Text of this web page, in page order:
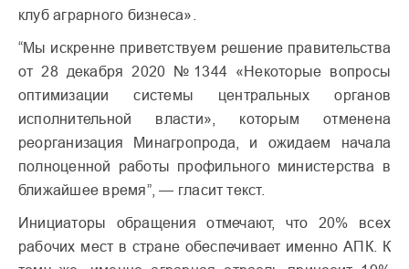
клуб аграрного бизнеса».
“Мы искренне приветствуем решение правительства
от 28 декабря 2020 №1344 «Некоторые вопросы
оптимизации системы центральных органов
исполнительной власти», которым отменена
реорганизация Минагропрода, и ожидаем начала
полноценной работы профильного министерства в
ближайшее время”, — гласит текст.
Инициаторы обращения отмечают, что 20% всех
рабочих мест в стране обеспечивает именно АПК. К